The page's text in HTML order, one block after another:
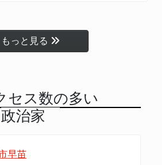
もっと見る
セス数の多い
政治家
早苗